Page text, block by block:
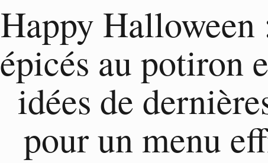
Happy Halloween
épicés au potiron
idées de
pour un menu